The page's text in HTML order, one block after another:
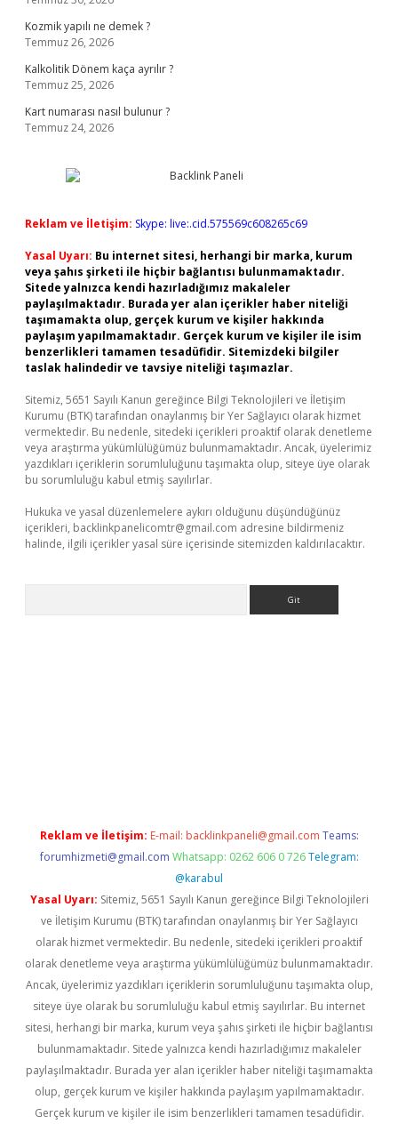
Kozmik yapılı ne demek ?
Temmuz 26, 2026
Kalkolitik Dönem kaça ayrılır ?
Temmuz 25, 2026
Kart numarası nasıl bulunur ?
Temmuz 24, 2026
Reklam ve İletişim: Skype: live:.cid.575569c608265c69
Yasal Uyarı: Bu internet sitesi, herhangi bir marka, kurum
veya şahıs şirketi ile hiçbir bağlantısı bulunmamaktadır.
Sitede yalnızca kendi hazırladığımız makaleler
paylaşılmaktadır. Burada yer alan içerikler haber niteliği
taşımamakta olup, gerçek kurum ve kişiler hakkında
paylaşım yapılmamaktadır. Gerçek kurum ve kişiler ile isim
benzerlikleri tamamen tesadüfidir. Sitemizdeki bilgiler
taslak halindedir ve tavsiye niteliği taşımazlar.
Sitemiz, 5651 Sayılı Kanun gereğince Bilgi Teknolojileri ve İletişim
Kurumu (BTK) tarafından onaylanmış bir Yer Sağlayıcı olarak hizmet
vermektedir. Bu nedenle, sitedeki içerikleri proaktif olarak denetleme
veya araştırma yükümlülüğümüz bulunmamaktadır. Ancak, üyelerimiz
yazdıkları içeriklerin sorumluluğunu taşımakta olup, siteye üye olarak
bu sorumluluğu kabul etmiş sayılırlar.
Hukuka ve yasal düzenlemelere aykırı olduğunu düşündüğünüz
içerikleri, backlinkpanelicomtr@gmail.com adresine bildirmeniz
halinde, ilgili içerikler yasal süre içerisinde sitemizden kaldırılacaktır.
Reklam ve İletişim: E-mail: backlinkpaneli@gmail.com Teams:
forumhizmeti@gmail.com Whatsapp: 0262 606 0 726 Telegram:
@karabul
Yasal Uyarı: Sitemiz, 5651 Sayılı Kanun gereğince Bilgi Teknolojileri
ve İletişim Kurumu (BTK) tarafından onaylanmış bir Yer Sağlayıcı
olarak hizmet vermektedir. Bu nedenle, sitedeki içerikleri proaktif
olarak denetleme veya araştırma yükümlülüğümüz bulunmamaktadır.
Ancak, üyelerimiz yazdıkları içeriklerin sorumluluğunu taşımakta olup,
siteye üye olarak bu sorumluluğu kabul etmiş sayılırlar. Bu internet
sitesi, herhangi bir marka, kurum veya şahıs şirketi ile hiçbir bağlantısı
bulunmamaktadır. Sitede yalnızca kendi hazırladığımız makaleler
paylaşılmaktadır. Burada yer alan içerikler haber niteliği taşımamakta
olup, gerçek kurum ve kişiler hakkında paylaşım yapılmamaktadır.
Gerçek kurum ve kişiler ile isim benzerlikleri tamamen tesadüfidir.